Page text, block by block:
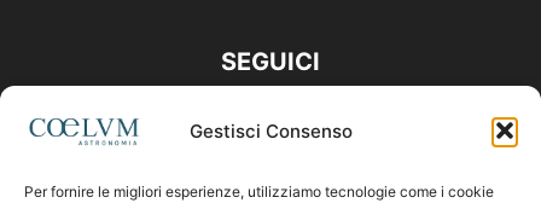
Gestisci Consenso
Per fornire le migliori esperienze, utilizziamo tecnologie come i cookie
SEGUICI